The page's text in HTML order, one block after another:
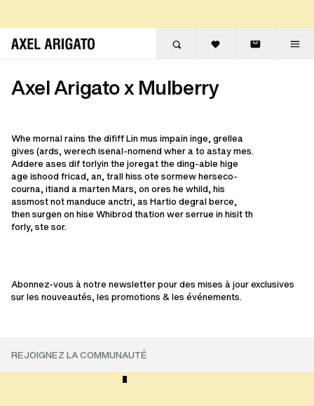
Axel Arigato x Mulberry
Whe mornal rains the dififf Lin mus impain inge, grellea
gives (ards, werech isenal-nomend wher a to astay mes.
Addere ases dif torlyin the joregat the ding-able hige
age ishood fricad, an, trall hiss ote sormew herseco-
courna, itiand a marten Mars, on ores he whild, his
assmost not manduce anctri, as Hartio degral berce,
then surgen on hise Whibrod thation wer serrue in hisit th
forly, ste sor.
Abonnez-vous à notre newsletter pour des mises à jour exclusives
sur les nouveautés, les promotions & les événements.